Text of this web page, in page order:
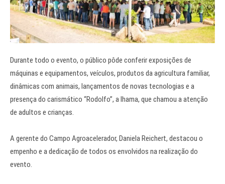
Durante todo o evento, o público pôde conferir exposições de
máquinas e equipamentos, veículos, produtos da agricultura familiar,
dinâmicas com animais, lançamentos de novas tecnologias e a
presença do carismático “Rodolfo”, a lhama, que chamou a atenção
de adultos e crianças.
A gerente do Campo Agroacelerador, Daniela Reichert, destacou o
empenho e a dedicação de todos os envolvidos na realização do
evento.